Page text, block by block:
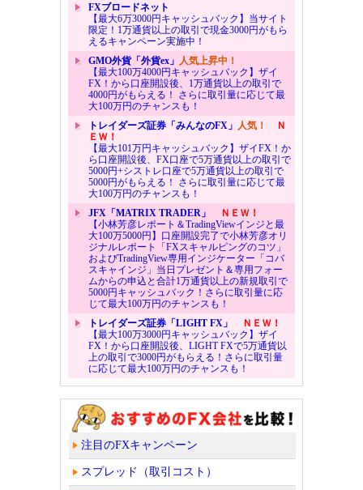
FXブロードネット
【最大6万3000円キャッシュバック】当サイト
限定！1万通貨以上の取引で現金3000円がもら
えるキャンペーン実施中！
GMO外貨「外貨ex」 人気上昇中！
【最大100万4000円キャッシュバック】ザイ
FX！から口座開設後、1万通貨以上の取引で
4000円がもらえる！ さらに取引量に応じて最
大100万円のチャンスも！
トレイダーズ証券「みんなのFX」 人気！
Ｎ
ＥＷ！
【最大101万円キャッシュバック】ザイFX！か
ら口座開設後、FX口座で5万通貨以上の取引で
5000円+シストレ口座で5万通貨以上の取引で
5000円がもらえる！ さらに取引量に応じて最
大100万円のチャンスも！
JFX「MATRIX TRADER」
ＮＥＷ！
【小林芳彦レポート＆TradingViewインジと最
大100万5000円】口座開設完了で小林芳彦オリ
ジナルレポート「FXスキャルピングのコツ」
およびTradingView専用インジケーター「コバ
スキャインジ」当日プレゼント＆専用フォー
ムからの申込と合計1万通貨以上の新規取引で
5000円キャッシュバック！さらに取引量に応
じて最大100万円のチャンスも！
トレイダーズ証券「LIGHT FX」
ＮＥＷ！
【最大100万3000円キャッシュバック】ザイ
FX！から口座開設後、LIGHT FXで5万通貨以
上の取引で3000円がもらえる！さらに取引量
に応じて最大100万円のチャンスも！
注目のFXキャンペーン
スプレッド（取引コスト）